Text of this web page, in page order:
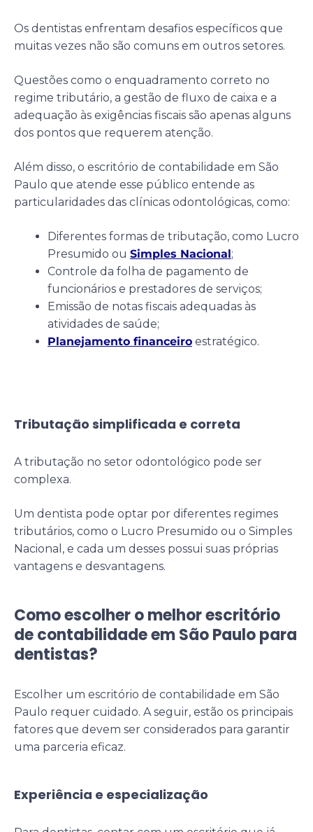
Os dentistas enfrentam desafios específicos que
muitas vezes não são comuns em outros setores.
Questões como o enquadramento correto no
regime tributário, a gestão de fluxo de caixa e a
adequação às exigências fiscais são apenas alguns
dos pontos que requerem atenção.
Além disso, o escritório de contabilidade em São
Paulo que atende esse público entende as
particularidades das clínicas odontológicas, como:
Diferentes formas de tributação, como Lucro
Presumido ou Simples Nacional;
Controle da folha de pagamento de
funcionários e prestadores de serviços;
Emissão de notas fiscais adequadas às
atividades de saúde;
Planejamento financeiro estratégico.
Tributação simplificada e correta
A tributação no setor odontológico pode ser
complexa.
Um dentista pode optar por diferentes regimes
tributários, como o Lucro Presumido ou o Simples
Nacional, e cada um desses possui suas próprias
vantagens e desvantagens.
Como escolher o melhor escritório
de contabilidade em São Paulo para
dentistas?
Escolher um escritório de contabilidade em São
Paulo requer cuidado. A seguir, estão os principais
fatores que devem ser considerados para garantir
uma parceria eficaz.
Experiência e especialização